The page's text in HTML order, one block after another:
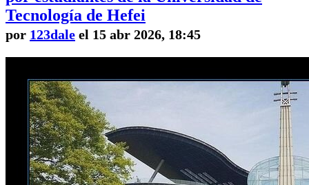
Tecnología de Hefei
por 123dale el 15 abr 2026, 18:45